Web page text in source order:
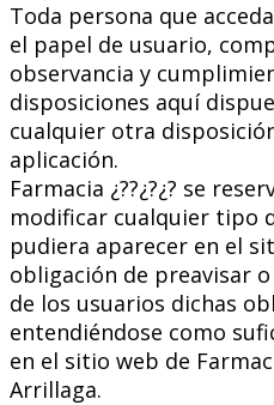
Toda persona que
el papel de usuario,
observancia y
disposiciones aquí
cualquier otra
aplicación.
Farmacia ¿??¿?¿? se
modificar cualquier tipo
pudiera aparecer en el
obligación de preavisar
de los usuarios dichas
entendiéndose como
en el sitio web de
Arrillaga.